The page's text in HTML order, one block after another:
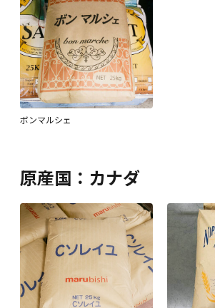
ボンマルシェ
原産国：カナダ